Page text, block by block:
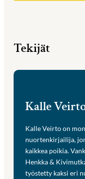
Tekijät
Kalle
Kalle Veirto on
nuortenkirjailija,
kaikkea poikia.
Henkka &
työstetty kaksi eri